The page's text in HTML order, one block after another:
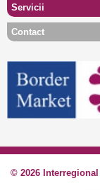
Servicii
Contact
© 2026